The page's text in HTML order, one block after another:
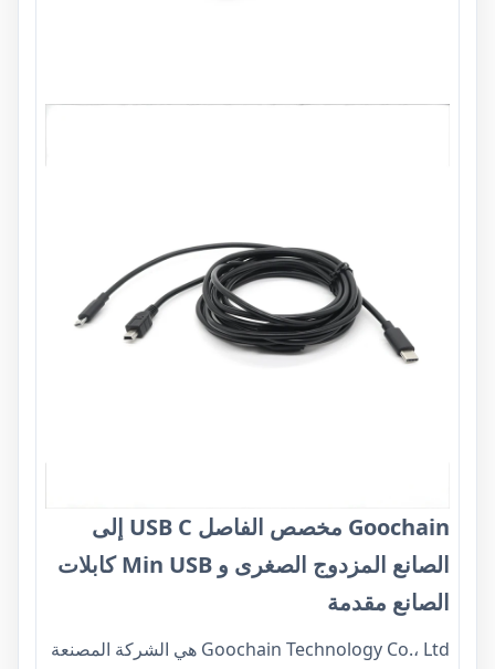
Goochain مخصص الفاصل USB C إلى
الصانع المزدوج الصغرى و Min USB كابلات
الصانع مقدمة
Goochain Technology Co.، Ltd هي الشركة المصنعة